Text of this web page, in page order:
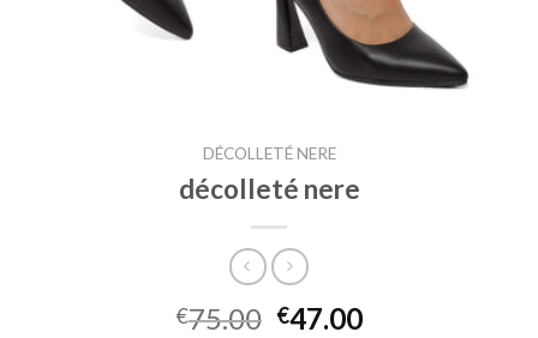
DÉCOLLETÉ NERE
décolleté nere
€75.00 €47.00